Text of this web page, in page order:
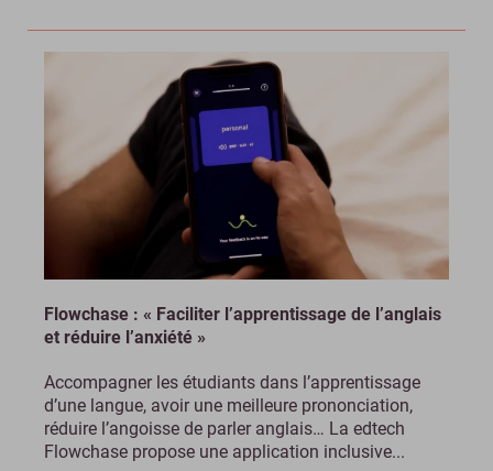
Flowchase : « Faciliter l’apprentissage de l’anglais
et réduire l’anxiété »
Accompagner les étudiants dans l’apprentissage
d’une langue, avoir une meilleure prononciation,
réduire l’angoisse de parler anglais… La edtech
Flowchase propose une application inclusive...